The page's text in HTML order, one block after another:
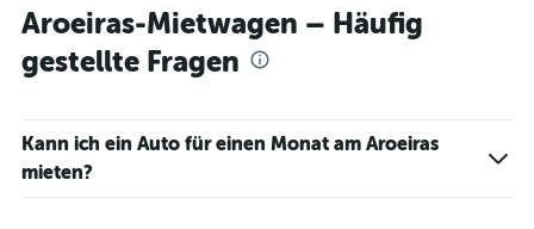
Aroeiras-Mietwagen – Häufig
gestellte Fragen
Kann ich ein Auto für einen Monat am Aroeiras
mieten?